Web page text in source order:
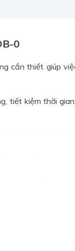
0
cần thiết giúp
tiết kiệm thời